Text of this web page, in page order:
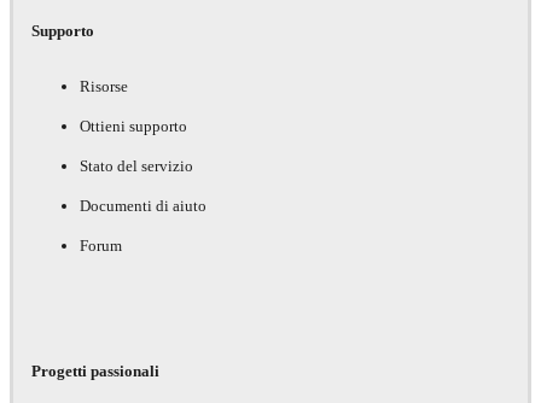
Supporto
Risorse
Ottieni supporto
Stato del servizio
Documenti di aiuto
Forum
Progetti passionali